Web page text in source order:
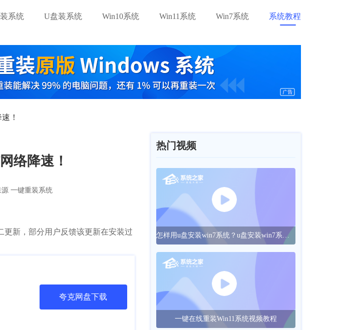
系统 U盘装系统 Win10系统 Win11系统 Win7系统 系统教程
！
络降速！
源 一键重装系统
更新，部分用户反馈该更新在安装过
夸克网盘下载
热门视频
怎样用u盘安装win7系统？u盘安装win7系统的操作方法
一键在线重装Win11系统视频教程